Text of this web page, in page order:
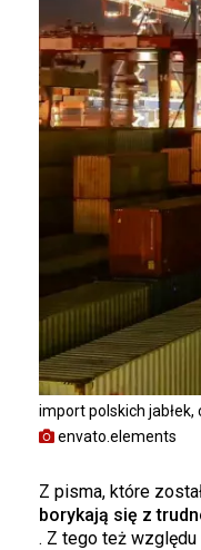
import polskich
envato.elements
Z pisma, które
borykają się z
. Z tego też względu